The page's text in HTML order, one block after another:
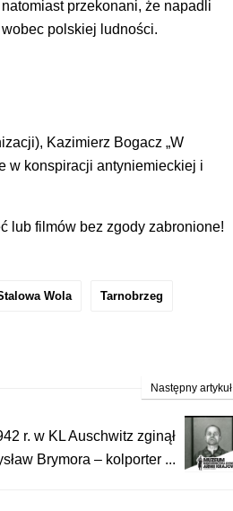
przekonani, że napadli
polskiej ludności.
Kazimierz Bogacz „W
w konspiracji antyniemieckiej i
lub filmów bez zgody zabronione!
Wola Tarnobrzeg
Następny artykuł
r. w KL Auschwitz zginął
Brymora – kolporter ...